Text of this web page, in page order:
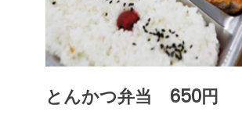
とんかつ弁当 650円